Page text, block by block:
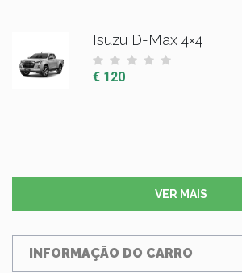
Isuzu D-Max 4×4
€ 120
VER MAIS
INFORMAÇÃO DO CARRO